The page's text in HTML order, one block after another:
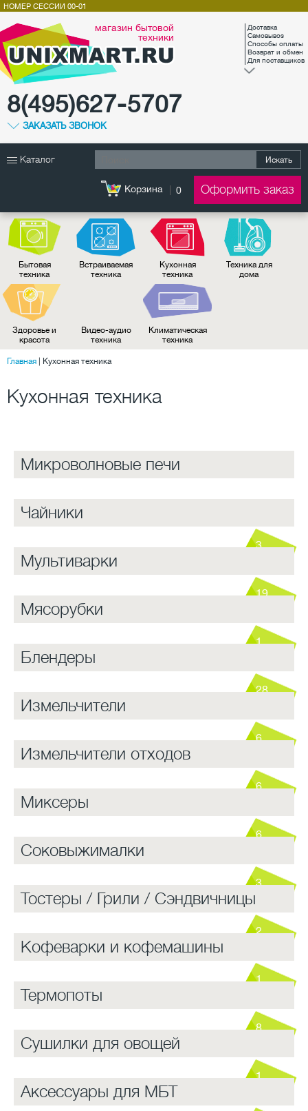
магазин бытовой
техники
8(495)627-5707
ЗАКАЗАТЬ ЗВОНОК
Доставка
Самовывоз
Способы оплаты
Возврат и обмен
Для поставщиков
НОМЕР СЕССИИ 00-01
Каталог Искать
Корзина 0 Оформить заказ
Бытовая
техника
Встраиваемая
техника
Кухонная
техника
Техника для
дома
Здоровье и
красота
Видео-аудио
техника
Климатическая
техника
Главная Кухонная техника
Кухонная техника
3
Микроволновые печи
19
Чайники
1
Мультиварки
28
Мясорубки
6
Блендеры
6
Измельчители
6
Измельчители отходов
3
Миксеры
2
Соковыжималки
1
Тостеры / Грили / Сэндвичницы
8
Кофеварки и кофемашины
1
Термопоты
Сушилки для овощей
Аксессуары для МБТ